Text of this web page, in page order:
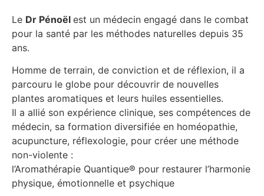
Le Dr Pénoël est un médecin engagé dans le combat
pour la santé par les méthodes naturelles depuis 35
ans.
Homme de terrain, de conviction et de réflexion, il a
parcouru le globe pour découvrir de nouvelles
plantes aromatiques et leurs huiles essentielles.
Il a allié son expérience clinique, ses compétences de
médecin, sa formation diversifiée en homéopathie,
acupuncture, réflexologie, pour créer une méthode
non-violente :
l’Aromathérapie Quantique® pour restaurer l’harmonie
physique, émotionnelle et psychique